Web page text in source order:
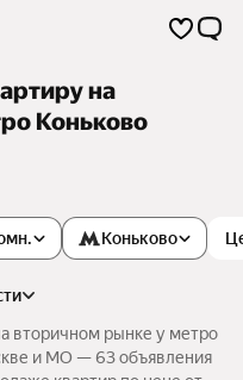
на
Коньково
Коньково
вторичном рынке у метро
и МО — 63 объявления